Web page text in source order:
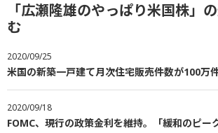
「広瀬隆雄のやっぱり米国株」
む
2020/09/25
米国の新築一戸建て月次住宅販売件数が100万
2020/09/18
FOMC、現行の政策金利を維持。「緩和のピー